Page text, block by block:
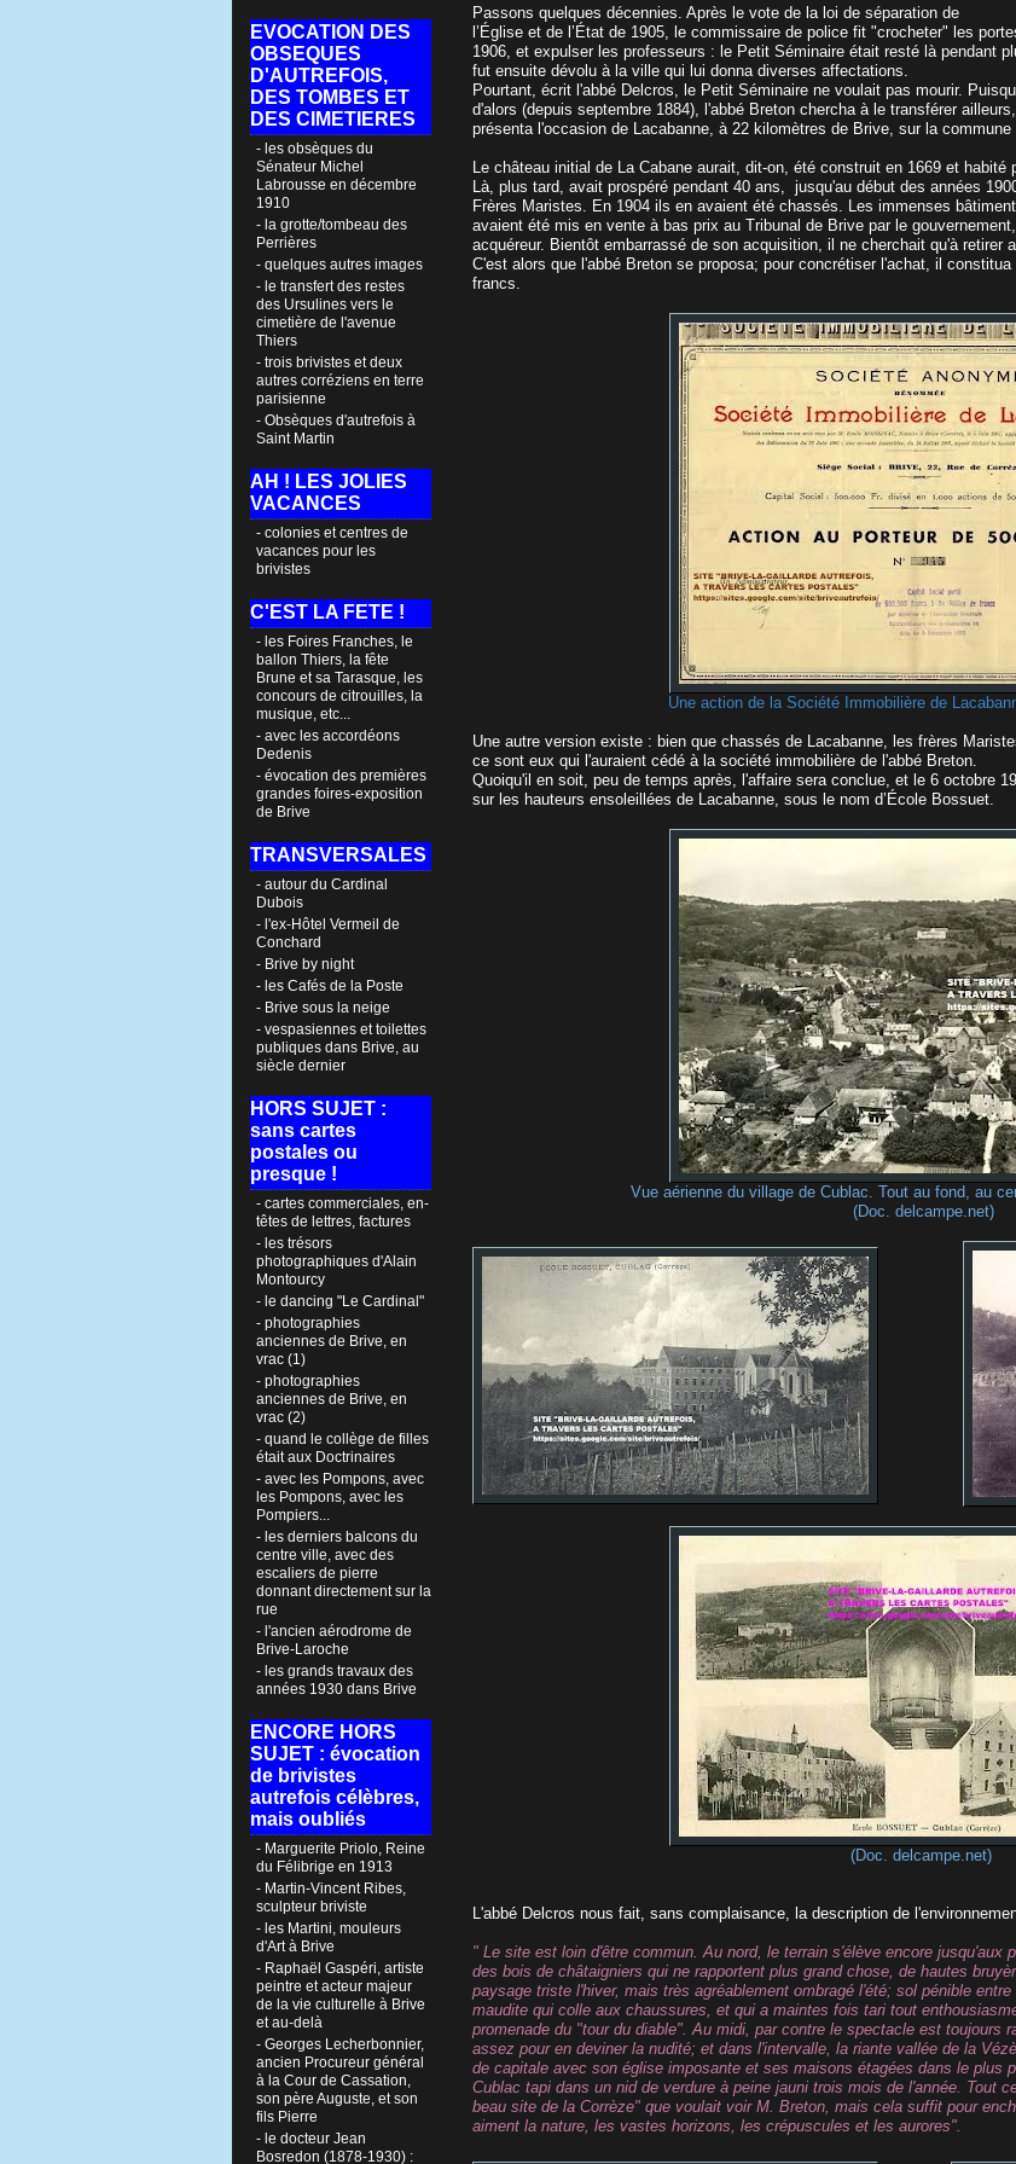
EVOCATION DES
OBSEQUES
D'AUTREFOIS,
DES TOMBES ET
DES CIMETIERES
- les obsèques du
Sénateur Michel
Labrousse en décembre
1910
- la grotte/tombeau des
Perrières
- quelques autres images
- le transfert des restes
des Ursulines vers le
cimetière de l'avenue
Thiers
- trois brivistes et deux
autres corréziens en terre
parisienne
- Obsèques d'autrefois à
Saint Martin
AH ! LES JOLIES
VACANCES
- colonies et centres de
vacances pour les
brivistes
C'EST LA FETE !
- les Foires Franches, le
ballon Thiers, la fête
Brune et sa Tarasque, les
concours de citrouilles, la
musique, etc...
- avec les accordéons
Dedenis
- évocation des premières
grandes foires-exposition
de Brive
TRANSVERSALES
- autour du Cardinal
Dubois
- l'ex-Hôtel Vermeil de
Conchard
- Brive by night
- les Cafés de la Poste
- Brive sous la neige
- vespasiennes et toilettes
publiques dans Brive, au
siècle dernier
HORS SUJET :
sans cartes
postales ou
presque !
- cartes commerciales, en-
têtes de lettres, factures
- les trésors
photographiques d'Alain
Montourcy
- le dancing "Le Cardinal"
- photographies
anciennes de Brive, en
vrac (1)
- photographies
anciennes de Brive, en
vrac (2)
- quand le collège de filles
était aux Doctrinaires
- avec les Pompons, avec
les Pompons, avec les
Pompiers...
- les derniers balcons du
centre ville, avec des
escaliers de pierre
donnant directement sur la
rue
- l'ancien aérodrome de
Brive-Laroche
- les grands travaux des
années 1930 dans Brive
ENCORE HORS
SUJET : évocation
de brivistes
autrefois célèbres,
mais oubliés
- Marguerite Priolo, Reine
du Félibrige en 1913
- Martin-Vincent Ribes,
sculpteur briviste
- les Martini, mouleurs
d'Art à Brive
- Raphaël Gaspéri, artiste
peintre et acteur majeur
de la vie culturelle à Brive
et au-delà
- Georges Lecherbonnier,
ancien Procureur général
à la Cour de Cassation,
son père Auguste, et son
fils Pierre
- le docteur Jean
Bosredon (1878-1930) :
Passons quelques décennies. Après le vote de la loi de séparation de
l’Église et de l’État de 1905, le commissaire de police fit "crocheter" les
1906, et expulser les professeurs : le Petit Séminaire était resté là pendant
fut ensuite dévolu à la ville qui lui donna diverses affectations.
Pourtant, écrit l'abbé Delcros, le Petit Séminaire ne voulait pas mourir.
d'alors (depuis septembre 1884), l'abbé Breton chercha à le transférer
présenta l'occasion de Lacabanne, à 22 kilomètres de Brive, sur la commune
Le château initial de La Cabane aurait, dit-on, été construit en 1669 et
Là, plus tard, avait prospéré pendant 40 ans, jusqu'au début des années
Frères Maristes. En 1904 ils en avaient été chassés. Les immenses
avaient été mis en vente à bas prix au Tribunal de Brive par le
acquéreur. Bientôt embarrassé de son acquisition, il ne cherchait qu'à retirer
C'est alors que l'abbé Breton se proposa; pour concrétiser l'achat, il
francs.
Une action de la Société Immobilière de
Une autre version existe : bien que chassés de Lacabanne, les frères
ce sont eux qui l'auraient cédé à la société immobilière de l'abbé Breton.
Quoiqu'il en soit, peu de temps après, l'affaire sera conclue, et le 6 octobre
sur les hauteurs ensoleillées de Lacabanne, sous le nom d’École Bossuet.
Vue aérienne du village de Cublac. Tout au fond, au
(Doc. delcampe.net)
(Doc. delcampe.net)
L'abbé Delcros nous fait, sans complaisance, la description de
" Le site est loin d'être commun. Au nord, le terrain s'élève encore jusqu'aux
des bois de châtaigniers qui ne rapportent plus grand chose, de hautes
paysage triste l'hiver, mais très agréablement ombragé l'été; sol pénible
maudite qui colle aux chaussures, et qui a maintes fois tari tout
promenade du "tour du diable". Au midi, par contre le spectacle est toujours
assez pour en deviner la nudité; et dans l'intervalle, la riante vallée de la
de capitale avec son église imposante et ses maisons étagées dans le plus
Cublac tapi dans un nid de verdure à peine jauni trois mois de l'année. Tout
beau site de la Corrèze" que voulait voir M. Breton, mais cela suffit pour
aiment la nature, les vastes horizons, les crépuscules et les aurores".